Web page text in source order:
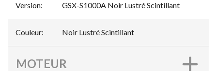
Version: GSX-S1000A Noir Lustré Scintillant
Couleur: Noir Lustré Scintillant
MOTEUR